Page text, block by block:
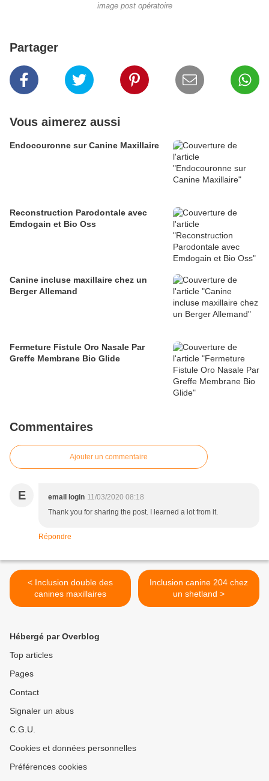
image post opératoire
Partager
Vous aimerez aussi
Endocouronne sur Canine Maxillaire
Reconstruction Parodontale avec
Emdogain et Bio Oss
Canine incluse maxillaire chez un
Berger Allemand
Fermeture Fistule Oro Nasale Par
Greffe Membrane Bio Glide
Commentaires
Ajouter un commentaire
E email login 11/03/2020 08:18
Thank you for sharing the post. I learned a lot from it.
Répondre
< Inclusion double des
canines maxillaires
Inclusion canine 204 chez
un shetland >
Hébergé par Overblog
Top articles
Pages
Contact
Signaler un abus
C.G.U.
Cookies et données personnelles
Préférences cookies